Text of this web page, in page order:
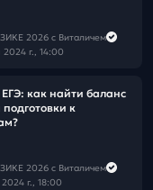
2026 с Виталичем
2024 г., 14:00
как найти баланс
к
2026 с Виталичем
г., 18:00